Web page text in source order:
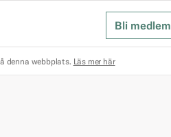
Bli medlem
denna webbplats. Läs mer här